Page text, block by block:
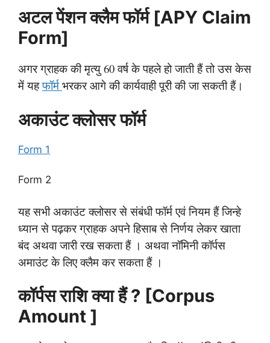
अटल पेंशन क्लैम फॉर्म [APY Claim
Form]
अगर ग्राहक की मृत्यु 60 वर्ष के पहले हो जाती हैं तो उस केस
में यहफॉर्म भरकर आगे की कार्यवाही पूरी की जा सकती हैं।
अकाउंट क्लोसर फॉर्म
Form 1
Form 2
यह सभी अकाउंट क्लोसर से संबंधी फॉर्म एवं नियम हैं जिन्हे
ध्यान से पढ़कर ग्राहक अपने हिसाब से निर्णय लेकर खाता
बंद अथवा जारी रख सकता हैं । अथवा नॉमिनी कॉर्पस
अमाउंट के लिए क्लैम कर सकता हैं ।
कॉर्पस राशि क्या हैं ? [Corpus
Amount ]